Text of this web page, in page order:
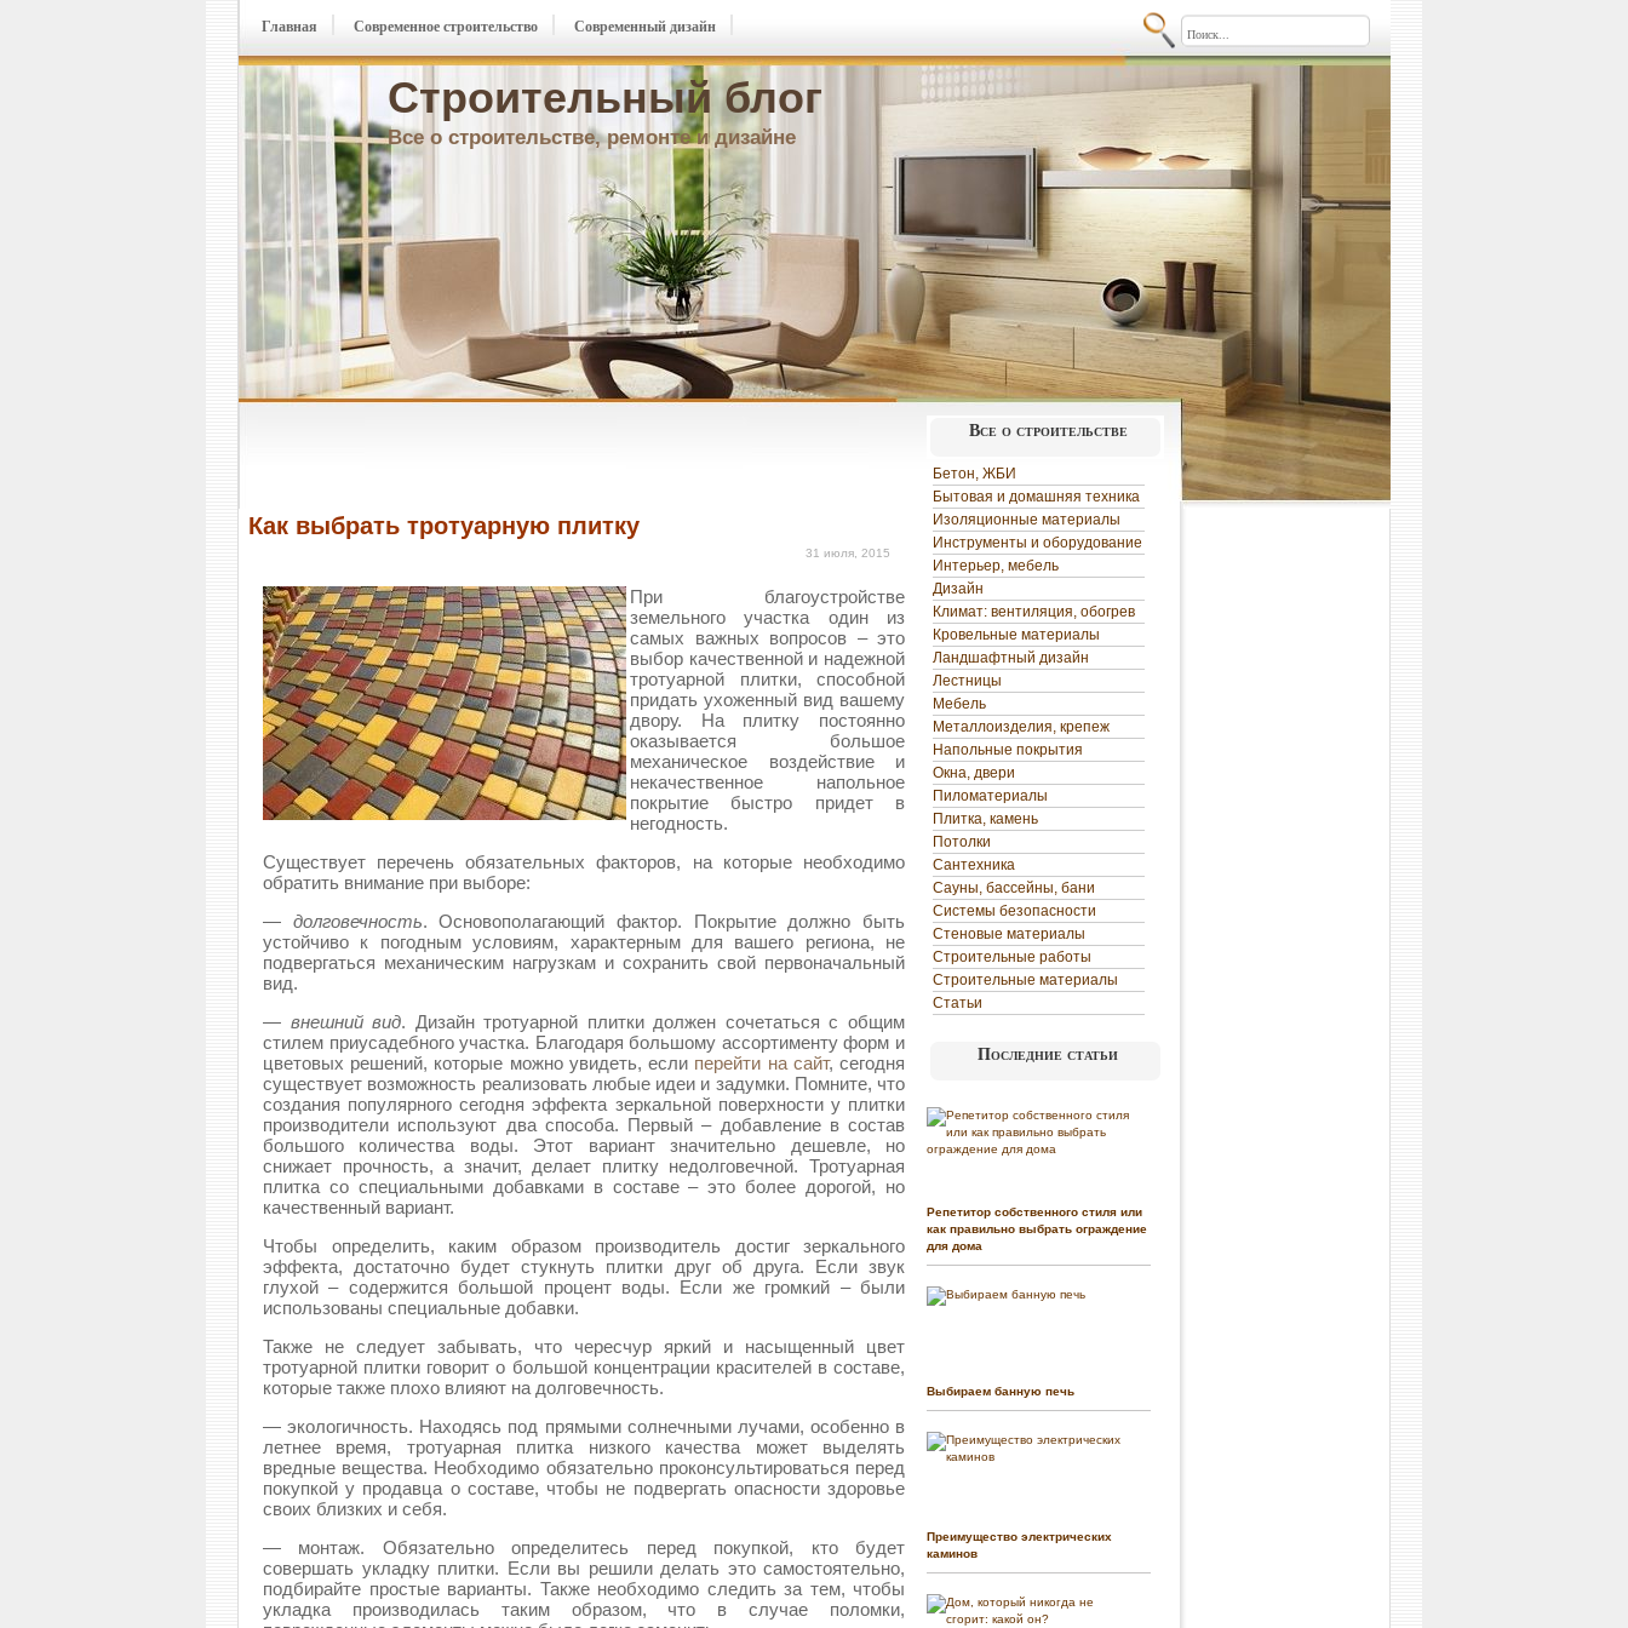
Строительный блог
Все о строительстве, ремонте и дизайне
Главная Современное строительство Современный дизайн
Как выбрать тротуарную плитку
31 июля, 2015
При благоустройстве
земельного участка один из
самых важных вопросов – это
выбор качественной и надежной
тротуарной плитки, способной
придать ухоженный вид вашему
двору. На плитку постоянно
оказывается большое
механическое воздействие и
некачественное напольное
покрытие быстро придет в
негодность.
Существует перечень обязательных факторов, на которые необходимо
обратить внимание при выборе:
— долговечность. Основополагающий фактор. Покрытие должно быть
устойчиво к погодным условиям, характерным для вашего региона, не
подвергаться механическим нагрузкам и сохранить свой первоначальный
вид.
— внешний вид. Дизайн тротуарной плитки должен сочетаться с общим
стилем приусадебного участка. Благодаря большому ассортименту форм и
цветовых решений, которые можно увидеть, если перейти на сайт, сегодня
существует возможность реализовать любые идеи и задумки. Помните, что
создания популярного сегодня эффекта зеркальной поверхности у плитки
производители используют два способа. Первый – добавление в состав
большого количества воды. Этот вариант значительно дешевле, но
снижает прочность, а значит, делает плитку недолговечной. Тротуарная
плитка со специальными добавками в составе – это более дорогой, но
качественный вариант.
Чтобы определить, каким образом производитель достиг зеркального
эффекта, достаточно будет стукнуть плитки друг об друга. Если звук
глухой – содержится большой процент воды. Если же громкий – были
использованы специальные добавки.
Также не следует забывать, что чересчур яркий и насыщенный цвет
тротуарной плитки говорит о большой концентрации красителей в составе,
которые также плохо влияют на долговечность.
— экологичность. Находясь под прямыми солнечными лучами, особенно в
летнее время, тротуарная плитка низкого качества может выделять
вредные вещества. Необходимо обязательно проконсультироваться перед
покупкой у продавца о составе, чтобы не подвергать опасности здоровье
своих близких и себя.
— монтаж. Обязательно определитесь перед покупкой, кто будет
совершать укладку плитки. Если вы решили делать это самостоятельно,
подбирайте простые варианты. Также необходимо следить за тем, чтобы
укладка производилась таким образом, что в случае поломки,
Все о строительстве
Бетон, ЖБИ
Бытовая и домашняя техника
Изоляционные материалы
Инструменты и оборудование
Интерьер, мебель
Дизайн
Климат: вентиляция, обогрев
Кровельные материалы
Ландшафтный дизайн
Лестницы
Мебель
Металлоизделия, крепеж
Напольные покрытия
Окна, двери
Пиломатериалы
Плитка, камень
Потолки
Сантехника
Сауны, бассейны, бани
Системы безопасности
Стеновые материалы
Строительные работы
Строительные материалы
Статьи
Последние статьи
Репетитор собственного стиля или
как правильно выбрать ограждение
для дома
Выбираем банную печь
Преимущество электрических
каминов